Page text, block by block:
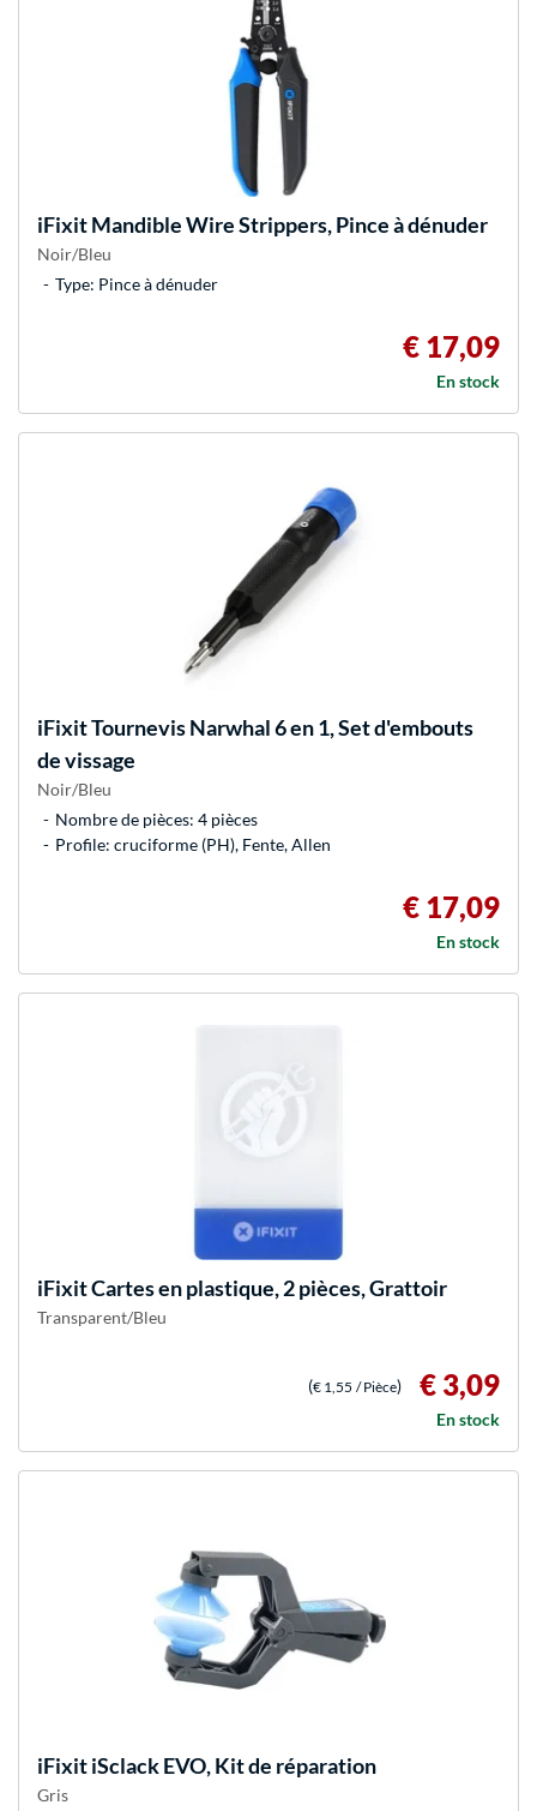
iFixitMandible Wire Strippers, Pince à dénuder
Noir/Bleu
Type: Pince à dénuder
€ 17,09
En stock
iFixitTournevis Narwhal 6 en 1, Set d'embouts
de vissage
Noir/Bleu
Nombre de pièces: 4 pièces
Profile: cruciforme (PH), Fente, Allen
€ 17,09
En stock
iFixitCartes en plastique, 2 pièces, Grattoir
Transparent/Bleu
(€ 1,55 / Pièce) € 3,09
En stock
iFixitiSclack EVO, Kit de réparation
Gris